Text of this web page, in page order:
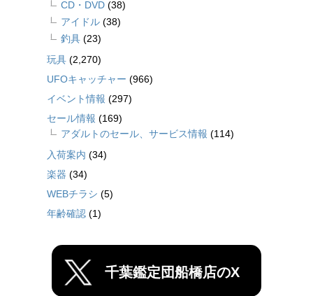
CD・DVD (38)
アイドル (38)
釣具 (23)
玩具 (2,270)
UFOキャッチャー (966)
イベント情報 (297)
セール情報 (169)
アダルトのセール、サービス情報 (114)
入荷案内 (34)
楽器 (34)
WEBチラシ (5)
年齢確認 (1)
千葉鑑定団船橋店のX